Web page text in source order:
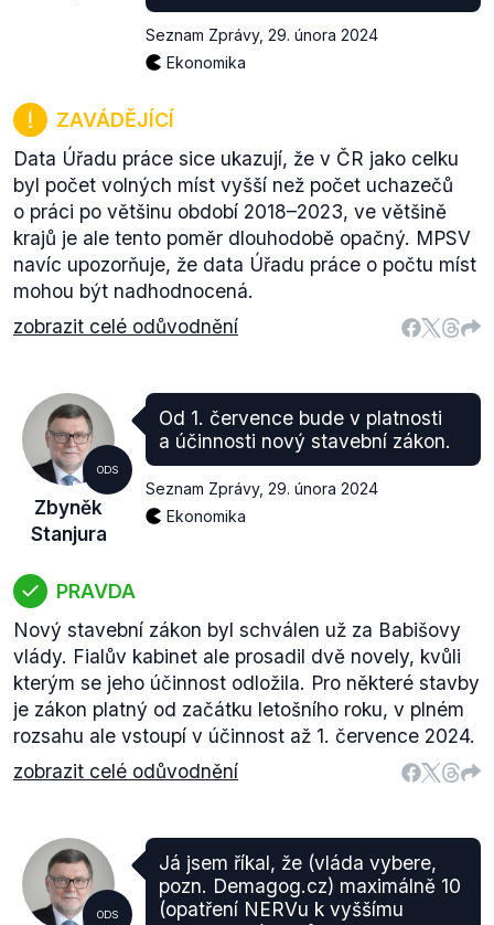
Seznam Zprávy, 29. února 2024
Ekonomika
ZAVÁDĚJÍCÍ
Data Úřadu práce sice ukazují, že v ČR jako celku
byl počet volných míst vyšší než počet uchazečů
o práci po většinu období 2018–2023, ve většině
krajů je ale tento poměr dlouhodobě opačný. MPSV
navíc upozorňuje, že data Úřadu práce o počtu míst
mohou být nadhodnocená.
zobrazit celé odůvodnění
ODS
Zbyněk
Stanjura
Od 1. července bude v platnosti
a účinnosti nový stavební zákon.
Seznam Zprávy, 29. února 2024
Ekonomika
PRAVDA
Nový stavební zákon byl schválen už za Babišovy
vlády. Fialův kabinet ale prosadil dvě novely, kvůli
kterým se jeho účinnost odložila. Pro některé stavby
je zákon platný od začátku letošního roku, v plném
rozsahu ale vstoupí v účinnost až 1. července 2024.
zobrazit celé odůvodnění
ODS
Já jsem říkal, že (vláda vybere,
pozn. Demagog.cz) maximálně 10
(opatření NERVu k vyššímu